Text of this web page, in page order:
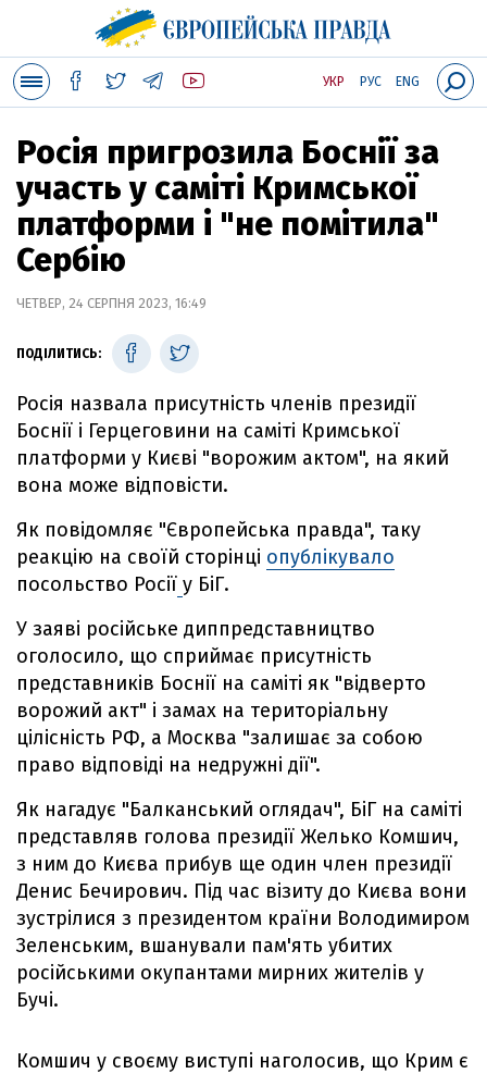
УКР РУС ENG
Росія пригрозила Боснії за
участь у саміті Кримської
платформи і "не помітила"
Сербію
ЧЕТВЕР, 24 СЕРПНЯ 2023, 16:49
ПОДІЛИТИСЬ:
Росія назвала присутність членів президії
Боснії і Герцеговини на саміті Кримської
платформи у Києві "ворожим актом", на який
вона може відповісти.
Як повідомляє "Європейська правда", таку
реакцію на своїй сторінці опублікувало
посольство Росії у БіГ.
У заяві російське диппредставництво
оголосило, що сприймає присутність
представників Боснії на саміті як "відверто
ворожий акт" і замах на територіальну
цілісність РФ, а Москва "залишає за собою
право відповіді на недружні дії".
Як нагадує "Балканський оглядач", БіГ на саміті
представляв голова президії Желько Комшич,
з ним до Києва прибув ще один член президії
Денис Бечирович. Під час візиту до Києва вони
зустрілися з президентом країни Володимиром
Зеленським, вшанували пам'ять убитих
російськими окупантами мирних жителів у
Бучі.
Комшич у своєму виступі наголосив, що Крим є